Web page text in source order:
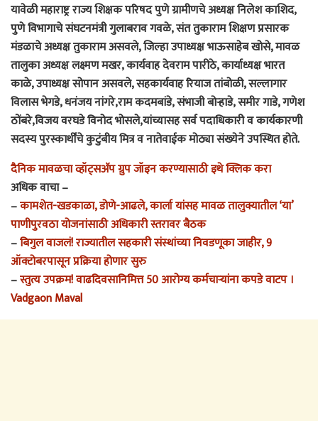
यावेळी महाराष्ट्र राज्य शिक्षक परिषद पुणे ग्रामीणचे अध्यक्ष निलेश काशिद,
पुणे विभागाचे संघटनमंत्री गुलाबराव गवळे, संत तुकाराम शिक्षण प्रसारक
मंडळाचे अध्यक्ष तुकाराम असवले, जिल्हा उपाध्यक्ष भाऊसाहेब खोसे, मावळ
तालुका अध्यक्ष लक्ष्मण मखर, कार्यवाह देवराम पारीठे, कार्याध्यक्ष भारत
काळे, उपाध्यक्ष सोपान असवले, सहकार्यवाह रियाज तांबोळी, सल्लागार
विलास भेगडे, धनंजय नांगरे,राम कदमबांडे, संभाजी बोऱ्हाडे, समीर गाडे, गणेश
ठोंबरे,विजय वरघडे विनोद भोसले,यांच्यासह सर्व पदाधिकारी व कार्यकारणी
सदस्य पुरस्कार्थींचे कुटुंबीय मित्र व नातेवाईक मोठ्या संख्येने उपस्थित होते.
दैनिक मावळचा व्हॉट्सअ‍ॅप ग्रुप जॉइन करण्यासाठी इथे क्लिक करा
अधिक वाचा –
–कामशेत-खडकाळा, डोणे-आढले, कार्ला यांसह मावळ तालुक्यातील ‘या’
पाणीपुरवठा योजनांसाठी अधिकारी स्तरावर बैठक
–बिगुल वाजलं! राज्यातील सहकारी संस्थांच्या निवडणूका जाहीर, 9
ऑक्टोबरपासून प्रक्रिया होणार सुरु
–स्तुत्य उपक्रम! वाढदिवसानिमित्त 50 आरोग्य कर्मचाऱ्यांना कपडे वाटप ।
Vadgaon Maval